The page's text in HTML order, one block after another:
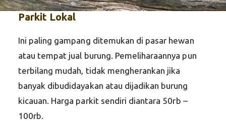
Parkit Lokal
Ini paling gampang ditemukan di pasar hewan
atau tempat jual burung. Pemeliharaannya pun
terbilang mudah, tidak mengherankan jika
banyak dibudidayakan atau dijadikan burung
kicauan. Harga parkit sendiri diantara 50rb –
100rb.